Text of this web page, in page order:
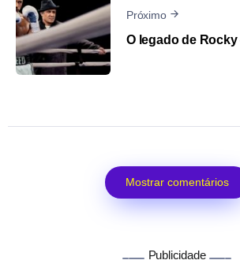
Próximo
O legado de Rocky
Mostrar comentários
Publicidade